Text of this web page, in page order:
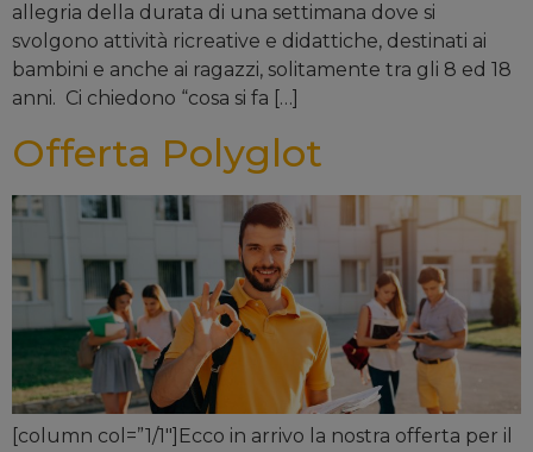
allegria della durata di una settimana dove si
svolgono attività ricreative e didattiche, destinati ai
bambini e anche ai ragazzi, solitamente tra gli 8 ed 18
anni. Ci chiedono “cosa si fa […]
Offerta Polyglot
[column col=”1/1″]Ecco in arrivo la nostra offerta per il